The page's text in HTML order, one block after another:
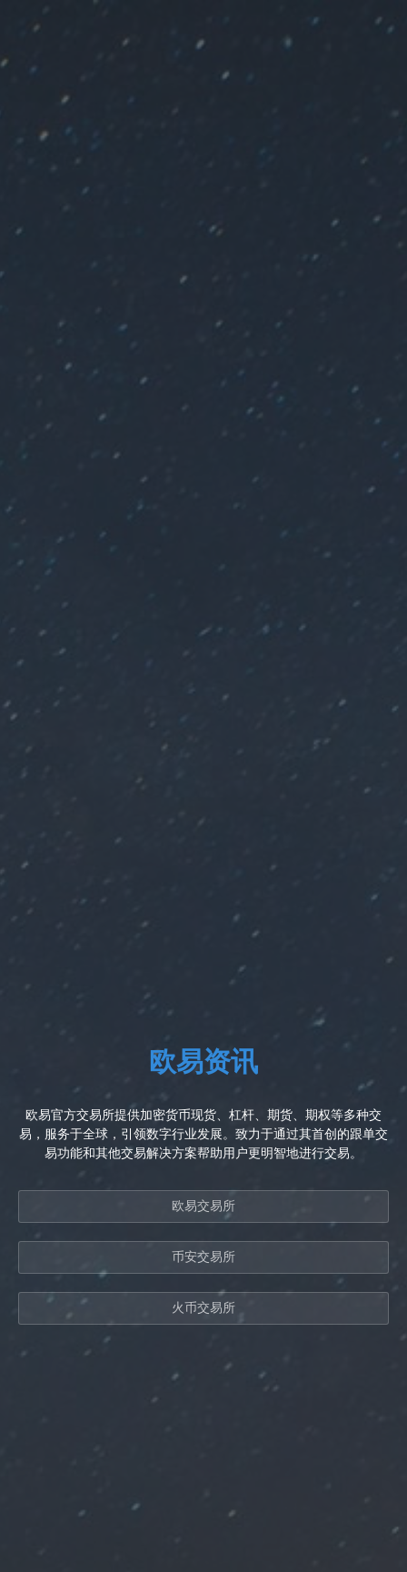
欧易资讯
欧易官方交易所提供加密货币现货、杠杆、期货、期权等多种交
易，服务于全球，引领数字行业发展。致力于通过其首创的跟单交
易功能和其他交易解决方案帮助用户更明智地进行交易。
欧易交易所
币安交易所
火币交易所